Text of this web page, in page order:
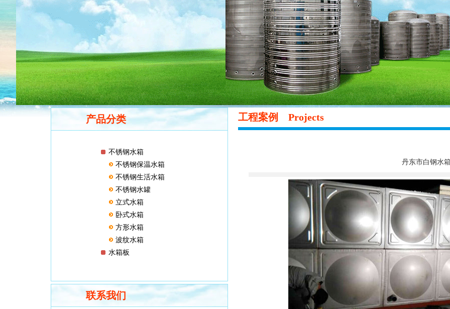
产品分类
不锈钢水箱
不锈钢保温水箱
不锈钢生活水箱
不锈钢水罐
立式水箱
卧式水箱
方形水箱
波纹水箱
水箱板
联系我们
工程案例 Projects
丹东市白钢水